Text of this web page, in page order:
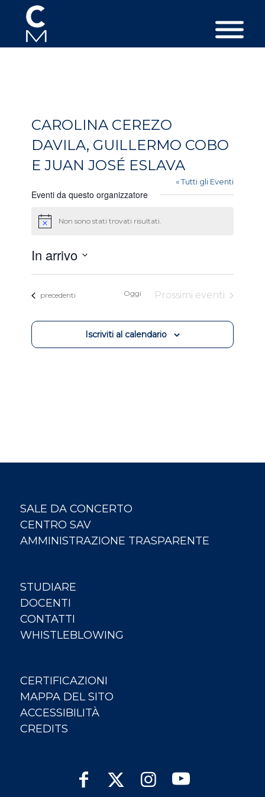
CAROLINA CEREZO
DAVILA, GUILLERMO COBO
E JUAN JOSÉ ESLAVA
« Tutti gli Eventi
Eventi da questo organizzatore
AvvisoNon sono stati trovati risultati.
In arrivo
data.Eventi
precedenti Oggi Prossimi eventi
Iscriviti al calendario
SALE DA CONCERTO
CENTRO SAV
AMMINISTRAZIONE TRASPARENTE
STUDIARE
DOCENTI
CONTATTI
WHISTLEBLOWING
CERTIFICAZIONI
MAPPA DEL SITO
ACCESSIBILITÀ
CREDITS